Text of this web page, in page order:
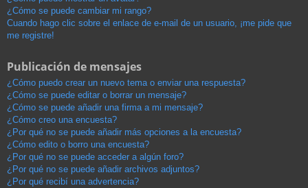
¿Cómo se puede cambiar mi rango?
Cuando hago clic sobre el enlace de e-mail de un usuario, ¡me pide que
me registre!
Publicación de mensajes
¿Cómo puedo crear un nuevo tema o enviar una respuesta?
¿Cómo se puede editar o borrar un mensaje?
¿Cómo se puede añadir una firma a mi mensaje?
¿Cómo creo una encuesta?
¿Por qué no se puede añadir más opciones a la encuesta?
¿Cómo edito o borro una encuesta?
¿Por qué no se puede acceder a algún foro?
¿Por qué no se puede añadir archivos adjuntos?
¿Por qué recibí una advertencia?